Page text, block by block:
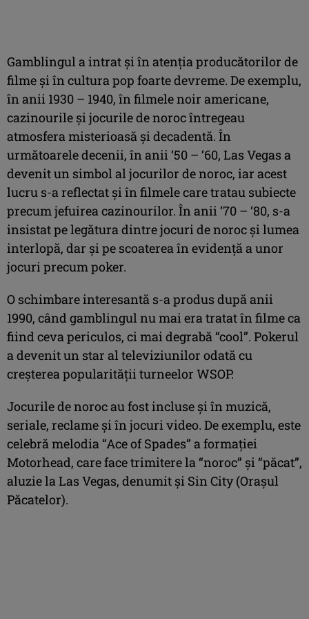
Gamblingul a intrat și în atenția producătorilor de
filme și în cultura pop foarte devreme. De exemplu,
în anii 1930 – 1940, în filmele noir americane,
cazinourile și jocurile de noroc întregeau
atmosfera misterioasă și decadentă. În
următoarele decenii, în anii ‘50 – ‘60, Las Vegas a
devenit un simbol al jocurilor de noroc, iar acest
lucru s-a reflectat și în filmele care tratau subiecte
precum jefuirea cazinourilor. În anii ‘70 – ‘80, s-a
insistat pe legătura dintre jocuri de noroc și lumea
interlopă, dar și pe scoaterea în evidență a unor
jocuri precum poker.
O schimbare interesantă s-a produs după anii
1990, când gamblingul nu mai era tratat în filme ca
fiind ceva periculos, ci mai degrabă “cool”. Pokerul
a devenit un star al televiziunilor odată cu
creșterea popularității turneelor WSOP.
Jocurile de noroc au fost incluse și în muzică,
seriale, reclame și în jocuri video. De exemplu, este
celebră melodia “Ace of Spades” a formației
Motorhead, care face trimitere la “noroc” și “păcat”,
aluzie la Las Vegas, denumit și Sin City (Orașul
Păcatelor).